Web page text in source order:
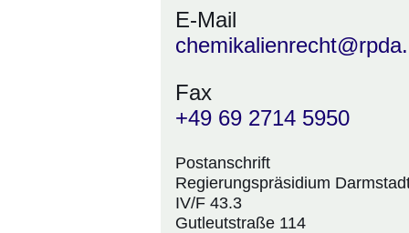
E-Mail
Fax
+49 69 2714 5950
Postanschrift
Regierungspräsidium
IV/F 43.3
Gutleutstraße 114